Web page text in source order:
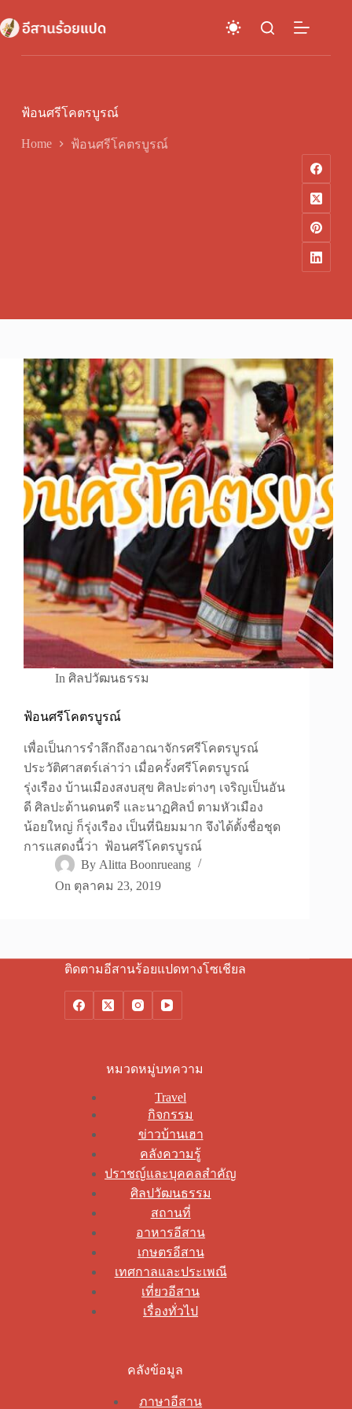
to
content
ฟ้อนศรีโคตรบูรณ์
Home ฟ้อนศรีโคตรบูรณ์
In ศิลปวัฒนธรรม
ฟ้อนศรีโคตรบูรณ์
เพื่อเป็นการรำลึกถึงอาณาจักรศรีโคตรบูรณ์
ประวัติศาสตร์เล่าว่า เมื่อครั้งศรีโคตรบูรณ์
รุ่งเรือง บ้านเมืองสงบสุข ศิลปะต่างๆ เจริญเป็นอัน
ดี ศิลปะด้านดนตรี และนาฏศิลป์ ตามหัวเมือง
น้อยใหญ่ ก็รุ่งเรือง เป็นที่นิยมมาก จึงได้ตั้งชื่อชุด
การแสดงนี้ว่า ฟ้อนศรีโคตรบูรณ์
By Alitta Boonrueang
On ตุลาคม 23, 2019
ติดตามอีสานร้อยแปดทางโซเชียล
หมวดหมู่บทความ
Travel
กิจกรรม
ข่าวบ้านเฮา
คลังความรู้
ปราชญ์และบุคคลสำคัญ
ศิลปวัฒนธรรม
สถานที่
อาหารอีสาน
เกษตรอีสาน
เทศกาลและประเพณี
เที่ยวอีสาน
เรื่องทั่วไป
คลังข้อมูล
ภาษาอีสาน